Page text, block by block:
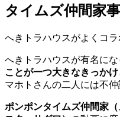
タイムズ仲間家
へきトラハウスがよくコラ
へきトラハウスが有名にな
ことが一つ大きなきっかけ
マホトさんの二人には不仲
ポンポンタイムズ仲間家